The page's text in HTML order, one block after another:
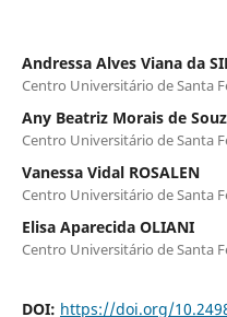
Andressa Alves Viana da
Centro Universitário de Santa
Any Beatriz Morais de
Centro Universitário de Santa
Vanessa Vidal ROSALEN
Centro Universitário de Santa
Elisa Aparecida OLIANI
Centro Universitário de Santa
DOI: https://doi.org/